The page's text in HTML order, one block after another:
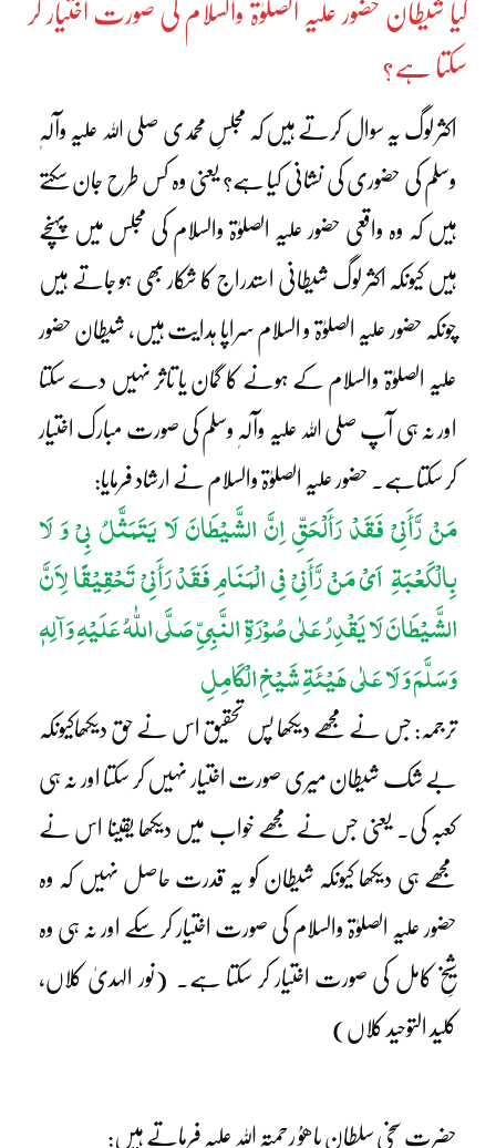
کیا شیطان حضور علیہ الصلوٰۃ والسلام کی صورت اختیار کر
سکتا ہے؟
اکثر لوگ یہ سوال کرتے ہیں کہ مجلسِ محمدی صلی اللہ علیہ وآلہٖ
وسلم کی حضوری کی نشانی کیا ہے؟ یعنی وہ کس طرح جان سکتے
ہیں کہ وہ واقعی حضور علیہ الصلوٰۃ والسلام کی مجلس میں پہنچے
ہیں کیونکہ اکثر لوگ شیطانی استدراج کا شکار بھی ہو جاتے ہیں
چونکہ حضور علیہ الصلوٰۃ و السلام سراپا ہدایت ہیں، شیطان حضور
علیہ الصلوٰۃ والسلام کے ہونے کا گمان یا تاثر نہیں دے سکتا
اور نہ ہی آپ صلی اللہ علیہ وآلہٖ وسلم کی صورت مبارک اختیار
کر سکتاہے۔ حضور علیہ الصلوٰۃ والسلام نے ارشاد فرمایا:
مَنْ رَّأَنِیْ فَقَدْ رَأَلْحَقِّ اِنَّ الشَّیْطَانَ لَا یَتَمَثَّلُ بِیْ وَ لَا
بِالْکَعْبَۃِ اَیْ مَنْ رَّأَنِیْ فِی الْمَنَامِ فَقَدْ رَأَنِیْ تَحْقِیْقًا لِاَنَّ
الشَّیْطَانَ لَا یَقْدِرُ عَلٰی صُوْرَۃِ النَّبِیِّ صَلَّی اللّٰہُ عَلَیْہِ وَآلِہٖ
وَسَلَّمَ وَ لَا عَلٰی ھَیْئَۃِ شَیْخِ الْکَامِلِ
ترجمہ: جس نے مجھے دیکھا پس تحقیق اس نے حق دیکھاکیونکہ
بے شک شیطان میری صورت اختیار نہیں کر سکتا اور نہ ہی
کعبہ کی۔ یعنی جس نے مجھے خواب میں دیکھا یقینا اس نے
مجھے ہی دیکھا کیونکہ شیطان کو یہ قدرت حاصل نہیں کہ وہ
حضور علیہ الصلوٰۃ والسلام کی صورت اختیار کر سکے اور نہ ہی وہ
شیخِ کامل کی صورت اختیار کر سکتا ہے۔ (نور الہدیٰ کلاں،
کلید التوحید کلاں)
حضرت سخی سلطان باھوُ رحمتہ اللہ علیہ فرماتے ہیں: